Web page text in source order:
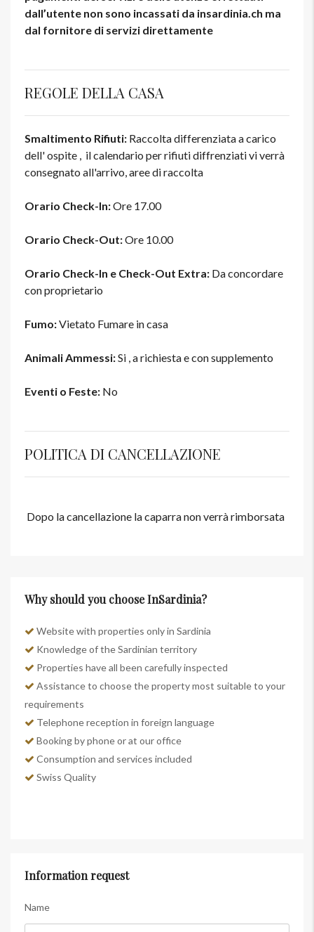
dall’utente non sono incassati da insardinia.ch ma
dal fornitore di servizi direttamente
REGOLE DELLA CASA
Smaltimento Rifiuti: Raccolta differenziata a carico
dell' ospite , il calendario per rifiuti diffrenziati vi verrà
consegnato all'arrivo, aree di raccolta
Orario Check-In:Ore 17.00
Orario Check-Out:Ore 10.00
Orario Check-In e Check-Out Extra: Da concordare
con proprietario
Fumo:Vietato Fumare in casa
Animali Ammessi:Si , a richiesta e con supplemento
Eventi o Feste: No
POLITICA DI CANCELLAZIONE
Dopo la cancellazione la caparra non verrà rimborsata
Why should you choose InSardinia?
Website with properties only in Sardinia
Knowledge of the Sardinian territory
Properties have all been carefully inspected
Assistance to choose the property most suitable to your
requirements
Telephone reception in foreign language
Booking by phone or at our office
Consumption and services included
Swiss Quality
Information request
Name